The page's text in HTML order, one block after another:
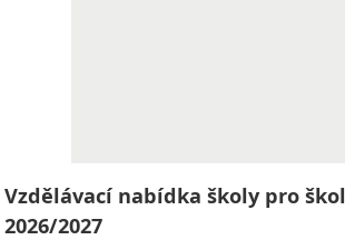
Vzdělávací nabídka školy pro
2026/2027